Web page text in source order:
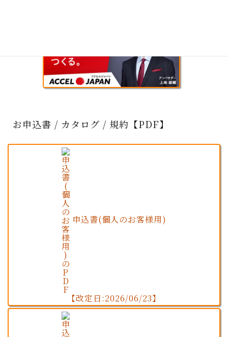
お申込書 / カタログ / 規約【PDF】
申込書(個人のお客様用)
【改定日:2026/06/23】